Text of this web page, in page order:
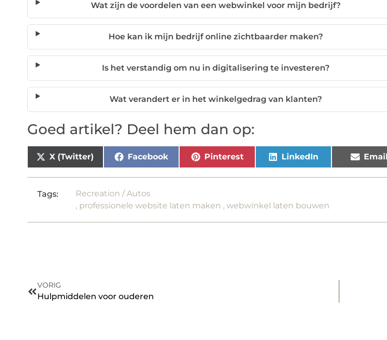
Wat zijn de voordelen van een webwinkel voor mijn bedrijf?
Hoe kan ik mijn bedrijf online zichtbaarder maken?
Is het verstandig om nu in digitalisering te investeren?
Wat verandert er in het winkelgedrag van klanten?
Goed artikel? Deel hem dan op:
X (Twitter) Facebook Pinterest LinkedIn Email
Tags:
Recreation / Autos
, professionele website laten maken ,webwinkel laten bouwen
VORIG
Hulpmiddelen voor ouderen